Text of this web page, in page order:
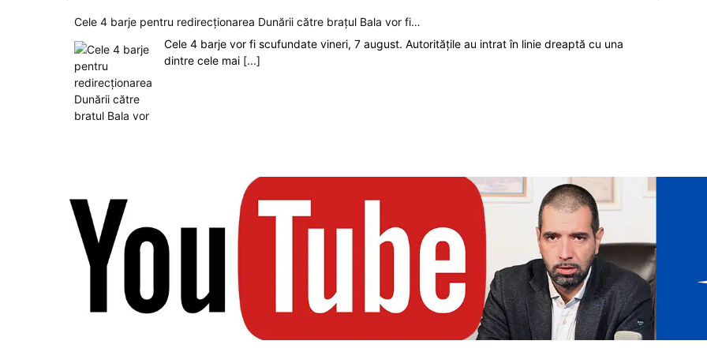
Cele 4 barje pentru redirecționarea Dunării către brațul Bala vor fi…
Cele 4 barje vor fi scufundate vineri, 7 august. Autoritățile au intrat în linie dreaptă cu una
dintre cele mai [...]